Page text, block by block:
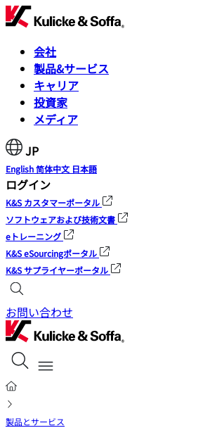
会社
製品&サービス
キャリア
投資家
メディア
JP
English简体中文 日本語
ログイン
K&S カスタマーポータル
ソフトウェアおよび技術文書
eトレーニング
K&S eSourcingポータル
K&S サプライヤーポータル
お問い合わせ
製品とサービス